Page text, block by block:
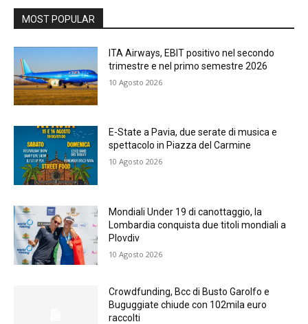
MOST POPULAR
ITA Airways, EBIT positivo nel secondo
trimestre e nel primo semestre 2026
10 Agosto 2026
E-State a Pavia, due serate di musica e
spettacolo in Piazza del Carmine
10 Agosto 2026
Mondiali Under 19 di canottaggio, la
Lombardia conquista due titoli mondiali a
Plovdiv
10 Agosto 2026
Crowdfunding, Bcc di Busto Garolfo e
Buguggiate chiude con 102mila euro
raccolti